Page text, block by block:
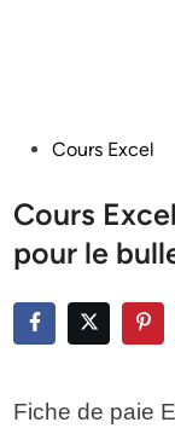
PostedCours Excel
Cours
pour le
Fiche de paie